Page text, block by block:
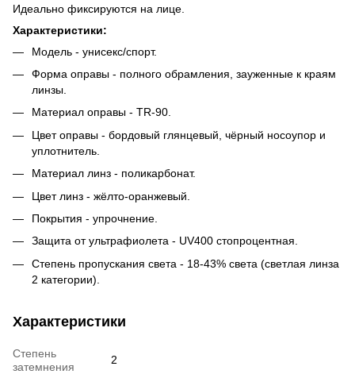
Идеально фиксируются на лице.
Характеристики:
Модель - унисекс/спорт.
Форма оправы - полного обрамления, зауженные к краям
линзы.
Материал оправы - TR-90.
Цвет оправы - бордовый глянцевый, чёрный носоупор и
уплотнитель.
Материал линз - поликарбонат.
Цвет линз - жёлто-оранжевый.
Покрытия - упрочнение.
Защита от ультрафиолета - UV400 стопроцентная.
Степень пропускания света - 18-43% света (светлая линза
2 категории).
Характеристики
Степень
затемнения
2